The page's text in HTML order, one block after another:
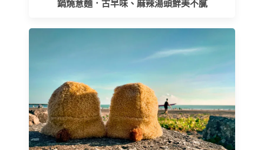
鍋燒意麵．古早味、麻辣湯頭鮮美不膩